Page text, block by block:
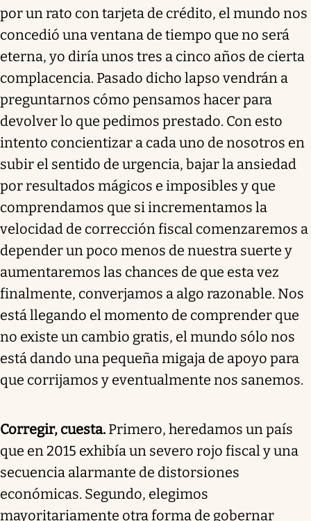
por un rato con tarjeta de crédito, el mundo nos
concedió una ventana de tiempo que no será
eterna, yo diría unos tres a cinco años de cierta
complacencia. Pasado dicho lapso vendrán a
preguntarnos cómo pensamos hacer para
devolver lo que pedimos prestado. Con esto
intento concientizar a cada uno de nosotros en
subir el sentido de urgencia, bajar la ansiedad
por resultados mágicos e imposibles y que
comprendamos que si incrementamos la
velocidad de corrección fiscal comenzaremos a
depender un poco menos de nuestra suerte y
aumentaremos las chances de que esta vez
finalmente, converjamos a algo razonable. Nos
está llegando el momento de comprender que
no existe un cambio gratis, el mundo sólo nos
está dando una pequeña migaja de apoyo para
que corrijamos y eventualmente nos sanemos.
Corregir, cuesta. Primero, heredamos un país
que en 2015 exhibía un severo rojo fiscal y una
secuencia alarmante de distorsiones
económicas. Segundo, elegimos
mayoritariamente otra forma de gobernar